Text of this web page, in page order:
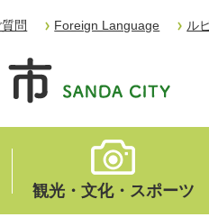
問 Foreign Language ル
観光・文化・スポーツ